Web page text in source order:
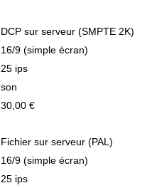
DCP sur serveur (SMPTE 2K)
16/9 (simple écran)
25 ips
son
30,00 €
Fichier sur serveur (PAL)
16/9 (simple écran)
25 ips